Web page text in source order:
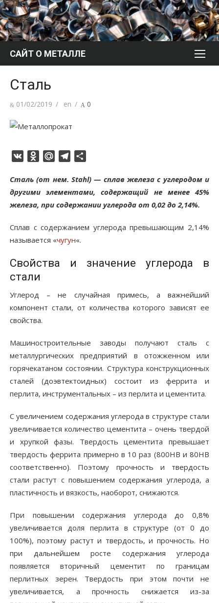
Перейти
к
содержимому
САЙТ О МЕТАЛЛЕ
Сталь
Опубликовано
01/02/2019 Автор
en 0
VK Odnoklassniki
Mail.RuTelegram
Сталь (от нем. Stahl) — сплав железа с углеродом и
другими элементами, содержащий не менее 45%
железа, при содержании углерода от 0,02 до 2,14%.
Сплав с содержанием углерода превышающим 2,14%
называется «чугун«.
Свойства и значение углерода в
стали
Углерод – не случайная примесь, а важнейший
компонент стали, от количества которого зависят ее
свойства.
Машиностроительные заводы получают сталь с
металлургических предприятий в отожженном или
горячекатаном состоянии. Структура конструкционных
сталей (доэвтектоидных) состоит из феррита и
перлита, инструментальных – из перлита и цементита.
С увеличением содержания углерода в структуре стали
увеличивается количество цементита – очень твердой
и хрупкой фазы. Твердость цементита превышает
твердость феррита примерно в 10 раз (800HB и 80HB
соответственно). Поэтому прочность и твердость
стали растут с повышением содержания углерода, а
пластичность и вязкость, наоборот, снижаются.
При повышении содержания углерода до 0,8%
увеличивается доля перлита в структуре (от 0 до
100%), поэтому растут и твердость, и прочность. Но
при дальнейшем росте содержания углерода
появляется вторичный цементит по границам
перлитных зерен. Твердость при этом почти не
увеличивается, а прочность снижается из-за